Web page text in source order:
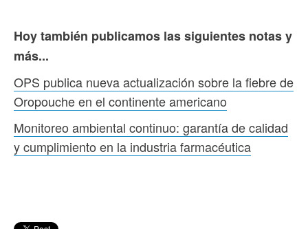
Hoy también publicamos las siguientes notas y
más...
OPS publica nueva actualización sobre la fiebre de
Oropouche en el continente americano
Monitoreo ambiental continuo: garantía de calidad
y cumplimiento en la industria farmacéutica